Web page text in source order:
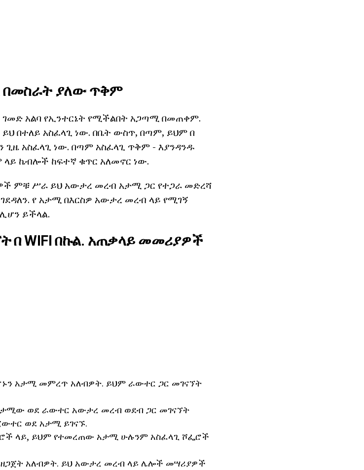
በመስራት ያለው ጥቅም
አልባ የኢንተርኔት የሚችልበት አጋጣሚ በመጠቀም.
በተለይ አስፈላጊ ነው. በቤት ውስጥ, በጣም, ይህም በ
አስፈላጊ ነው. በጣም አስፈላጊ ጥቅም - እያንዳንዱ
ኬብሎች ከፍተኛ ቁጥር አለመኖር ነው.
ምቹ ሥራ ይህ አውታረ መረብ አታሚ ጋር የተጋራ መድረሻ
የ አታሚ በእርስዎ አውታረ መረብ ላይ የሚገኝ
ይችላል.
በ WIFI በኩል. አጠቃላይ መመሪያዎች
አታሚ መምረጥ አለብዎት. ይህም ራውተር ጋር መገናኘት
ወደ ራውተር አውታረ መረብ ወደብ ጋር መገናኘት
ወደ አታሚ ይገናኙ.
ላይ, ይህም የተመረጠው አታሚ ሁሉንም አስፈላጊ ሾፌሮች
አለብዎት. ይህ አውታረ መረብ ላይ ሌሎች መሣሪያዎች